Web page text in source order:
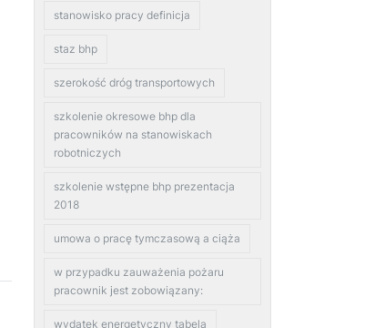
stanowisko pracy definicja
staz bhp
szerokość dróg transportowych
szkolenie okresowe bhp dla
pracowników na stanowiskach
robotniczych
szkolenie wstępne bhp prezentacja
2018
umowa o pracę tymczasową a ciąża
w przypadku zauważenia pożaru
pracownik jest zobowiązany:
wydatek energetyczny tabela